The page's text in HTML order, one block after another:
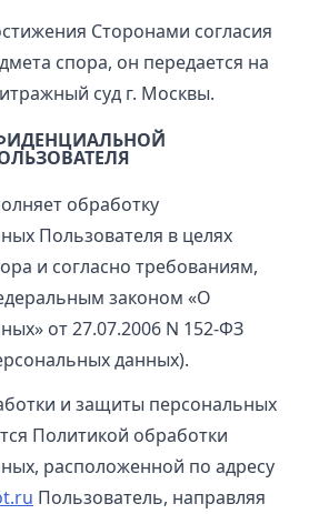
Сторонами согласия
спора, он передается на
суд г. Москвы.
обработку
Пользователя в целях
и согласно требованиям,
законом «О
от 27.07.2006 N 152-ФЗ
данных).
и защиты персональных
Политикой обработки
расположенной по адресу
Пользователь, направляя